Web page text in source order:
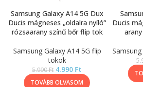
Samsung Galaxy A14 5G Dux
Ducis mágneses „oldalra nyíló”
rózsaarany színű bőr flip tok
Samsung Galaxy A14 5G flip
tokok
5.990Ft 4.990 Ft
TOVÁBB OLVASOM
Ducis